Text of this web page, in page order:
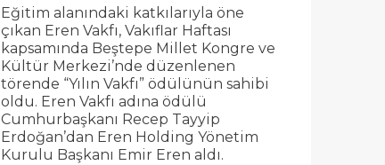
Eğitim alanındaki katkılarıyla öne
çıkan Eren Vakfı, Vakıflar Haftası
kapsamında Beştepe Millet Kongre ve
Kültür Merkezi’nde düzenlenen
törende “Yılın Vakfı” ödülünün sahibi
oldu. Eren Vakfı adına ödülü
Cumhurbaşkanı Recep Tayyip
Erdoğan’dan Eren Holding Yönetim
Kurulu Başkanı Emir Eren aldı.